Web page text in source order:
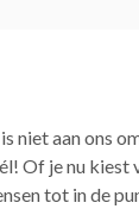
niet aan ons
Of je nu
tot in de